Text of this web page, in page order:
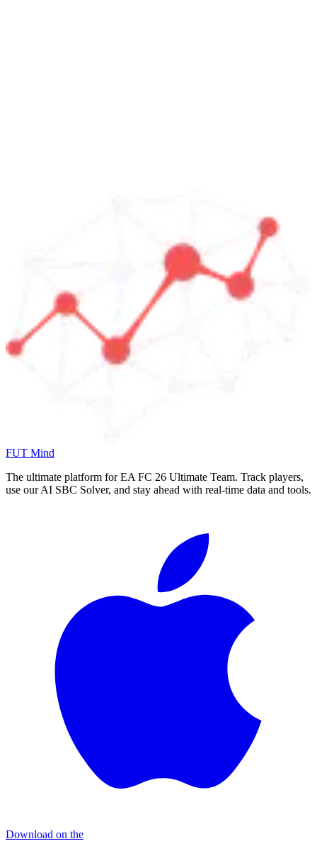
FUT Mind
The ultimate platform for EA FC 26 Ultimate Team. Track players,
use our AI SBC Solver, and stay ahead with real-time data and tools.
Download on the